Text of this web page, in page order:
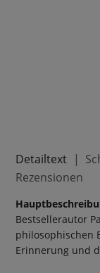
Detailtext
Rezensionen
Bestsellerautor
philosophischen
Erinnerung und